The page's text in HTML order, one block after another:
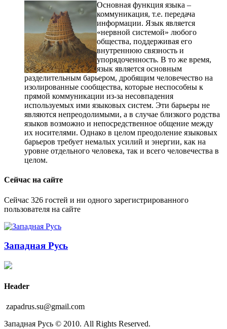
Основная функция языка –
коммуникация, т.е. передача
информации. Язык является
«нервной системой» любого
общества, поддерживая его
внутреннюю связность и
упорядоченность. В то же время,
язык является основным
разделительным барьером, дробящим человечество на
изолированные сообщества, которые неспособны к
прямой коммуникации из-за несовпадения
используемых ими языковых систем. Эти барьеры не
являются непреодолимыми, а в случае близкого родства
языков возможно и непосредственное общение между
их носителями. Однако в целом преодоление языковых
барьеров требует немалых усилий и энергии, как на
уровне отдельного человека, так и всего человечества в
целом.
Сейчас на сайте
Сейчас 326 гостей и ни одного зарегистрированного
пользователя на сайте
Западная Русь
Header
zapadrus.su@gmail.com
Западная Русь © 2010. All Rights Reserved.